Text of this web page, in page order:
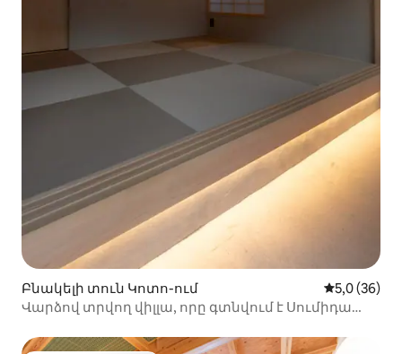
Բնակելի տուն Կոտո-ում Միջին
5,0 (36)
Վարձով տրվող վիլլա, որը գտնվում է Սումիդա
այլն |